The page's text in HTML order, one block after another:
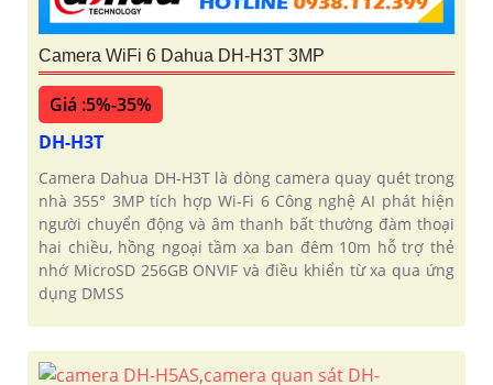
Camera WiFi 6 Dahua DH-H3T 3MP
Giá :5%-35%
DH-H3T
Camera Dahua DH-H3T là dòng camera quay quét trong
nhà 355° 3MP tích hợp Wi-Fi 6 Công nghệ AI phát hiện
người chuyển động và âm thanh bất thường đàm thoại
hai chiều, hồng ngoại tầm xa ban đêm 10m hỗ trợ thẻ
nhớ MicroSD 256GB ONVIF và điều khiển từ xa qua ứng
dụng DMSS